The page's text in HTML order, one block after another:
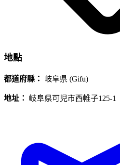
地點
都道府縣： 岐阜県 (Gifu)
地址： 岐阜県可児市西帷子125-1